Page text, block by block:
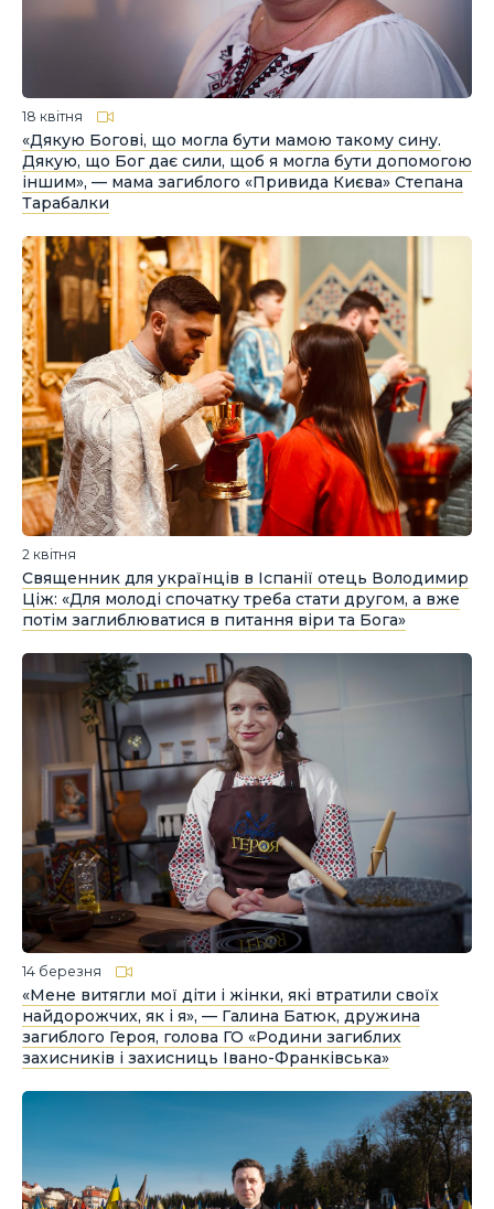
18 квітня
«Дякую Богові, що могла бути мамою такому сину.
Дякую, що Бог дає сили, щоб я могла бути допомогою
іншим», — мама загиблого «Привида Києва» Степана
Тарабалки
2 квітня
Священник для українців в Іспанії отець Володимир
Ціж: «Для молоді спочатку треба стати другом, а вже
потім заглиблюватися в питання віри та Бога»
14 березня
«Мене витягли мої діти і жінки, які втратили своїх
найдорожчих, як і я», — Галина Батюк, дружина
загиблого Героя, голова ГО «Родини загиблих
захисників і захисниць Івано-Франківська»